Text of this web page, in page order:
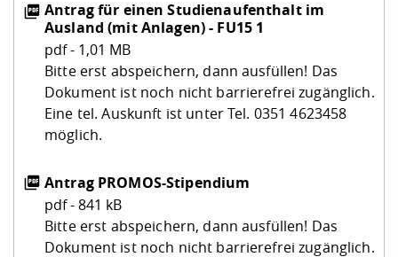
Antrag für einen Studienaufenthalt im
Ausland (mit Anlagen) - FU15 1
pdf - 1,01 MB
Bitte erst abspeichern, dann ausfüllen! Das
Dokument ist noch nicht barrierefrei zugänglich.
Eine tel. Auskunft ist unter Tel. 0351 4623458
möglich.
Antrag PROMOS-Stipendium
pdf - 841 kB
Bitte erst abspeichern, dann ausfüllen! Das
Dokument ist noch nicht barrierefrei zugänglich.